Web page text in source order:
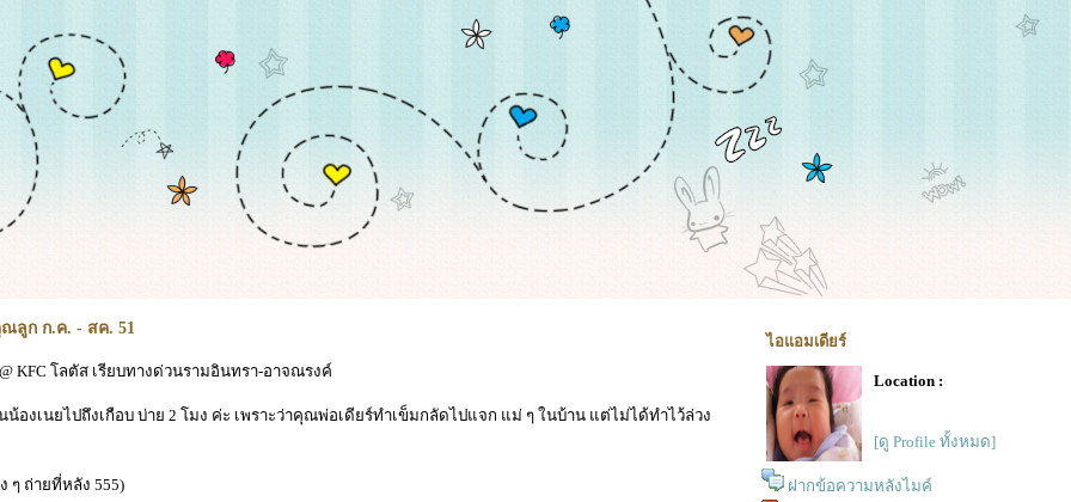
ณลูก ก.ค. - สค. 51
KFC โลตัส เรียบทางด่วนรามอินทรา-อาจณรงค์
น้องเนยไปถึงเกือบ บ่าย 2 โมง ค่ะ เพราะว่าคุณพ่อเดียร์ทำเข็มกลัดไปแจก แม่ ๆ ในบ้าน แต่ไม่ได้ทำไว้ล่วง
ๆ ถ่ายที่หลัง 555)
ไอแอมเดียร์
Location :
[ดู Profile ทั้งหมด]
ฝากข้อความหลังไมค์